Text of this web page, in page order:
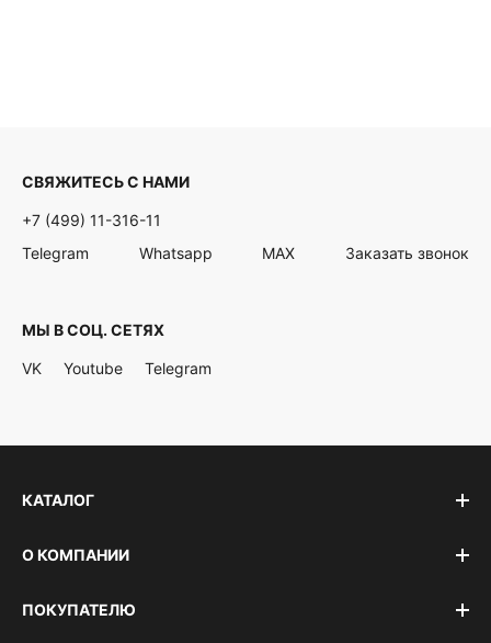
СВЯЖИТЕСЬ С НАМИ
+7 (499) 11-316-11
Telegram
Whatsapp MAX Заказать звонок
МЫ В СОЦ. СЕТЯХ
VK Youtube Telegram
КАТАЛОГ
О КОМПАНИИ
ПОКУПАТЕЛЮ